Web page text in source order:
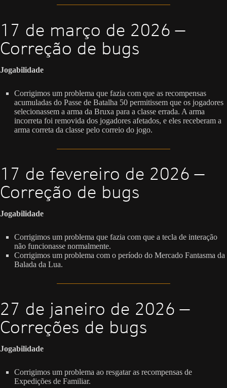
17 de março de 2026 —
Correção de bugs
Jogabilidade
Corrigimos um problema que fazia com que as recompensas
acumuladas do Passe de Batalha 50 permitissem que os jogadores
selecionassem a arma da Bruxa para a classe errada. A arma
incorreta foi removida dos jogadores afetados, e eles receberam a
arma correta da classe pelo correio do jogo.
17 de fevereiro de 2026 —
Correção de bugs
Jogabilidade
Corrigimos um problema que fazia com que a tecla de interação
não funcionasse normalmente.
Corrigimos um problema com o período do Mercado Fantasma da
Balada da Lua.
27 de janeiro de 2026 —
Correções de bugs
Jogabilidade
Corrigimos um problema ao resgatar as recompensas de
Expedições de Familiar.